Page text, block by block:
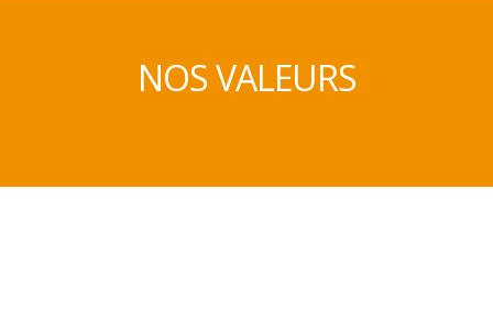
NOS VALEURS